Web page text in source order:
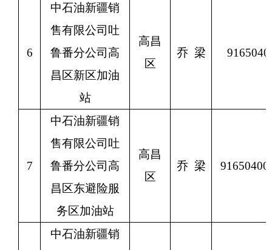
6
中石油新疆销
售有限公司吐
鲁番分公司高
昌区新区加油
站
高昌
区
乔 梁
7
中石油新疆销
售有限公司吐
鲁番分公司高
昌区东避险服
务区加油站
高昌
区
乔 梁
中石油新疆销